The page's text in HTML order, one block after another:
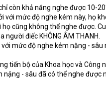
còn khả năng nghe được 10-
với mức độ nghe kém này, họ
cũng không thể nghe được.
người điếc KHÔNG ÂM THANH.
mức độ nghe kém nặng -
tiến bộ của Khoa học và
nặng - sâu đã có thể nghe được